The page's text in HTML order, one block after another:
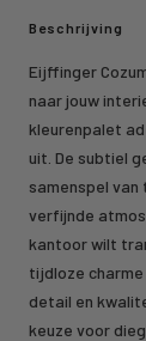
Beschrijving
Eijffinger
naar jouw
kleurenpalet
uit. De subtiel
samenspel
verfijnde
kantoor wilt
tijdloze
detail en
keuze voor